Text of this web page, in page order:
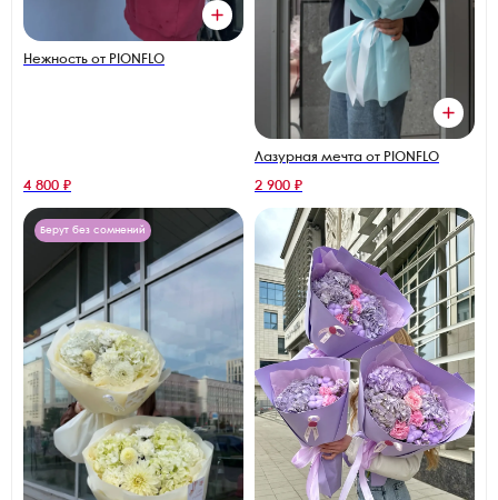
Нежность от PIONFLO
4 800 ₽
Лазурная мечта от PIONFLO
2 900 ₽
Берут без сомнений